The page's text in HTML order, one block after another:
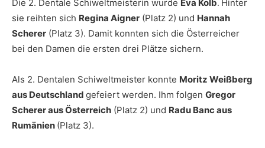
Die 2. Dentale Schiweltmeisterin wurde Eva Kolb Hinter
sie reihten sich Regina Aigner (Platz 2) und Hannah
Scherer (Platz 3). Damit konnten sich die Österreicher
bei den Damen die ersten drei Plätze sichern.
Als 2. Dentalen Schiweltmeister konnte Moritz Weißberg
aus Deutschland gefeiert werden. Ihm folgen Gregor
Scherer aus Österreich (Platz 2) und Radu Banc aus
Rumänien (Platz 3).